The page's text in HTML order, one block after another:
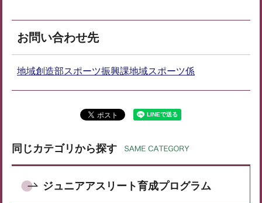
お問い合わせ先
地域創造部スポーツ振興課地域スポーツ係
同じカテゴリから探す
ジュニアアスリート育成プログラム